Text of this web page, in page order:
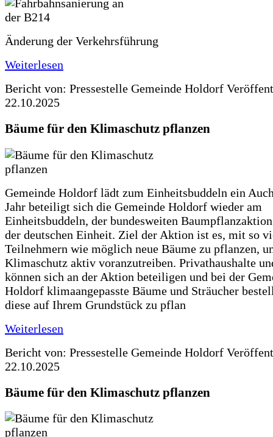
Änderung der Verkehrsführung
Weiterlesen
Bericht von: Pressestelle Gemeinde Holdorf
22.10.2025
Bäume für den Klimaschutz pflanzen
Gemeinde Holdorf lädt zum Einheitsbuddeln ein
Jahr beteiligt sich die Gemeinde Holdorf wieder am
Einheitsbuddeln, der bundesweiten
der deutschen Einheit. Ziel der Aktion ist es, mit so
Teilnehmern wie möglich neue Bäume zu pflanzen,
Klimaschutz aktiv voranzutreiben. Privathaushalte
können sich an der Aktion beteiligen und bei der
Holdorf klimaangepasste Bäume und Sträucher
diese auf Ihrem Grundstück zu pflan
Weiterlesen
Bericht von: Pressestelle Gemeinde Holdorf
22.10.2025
Bäume für den Klimaschutz pflanzen